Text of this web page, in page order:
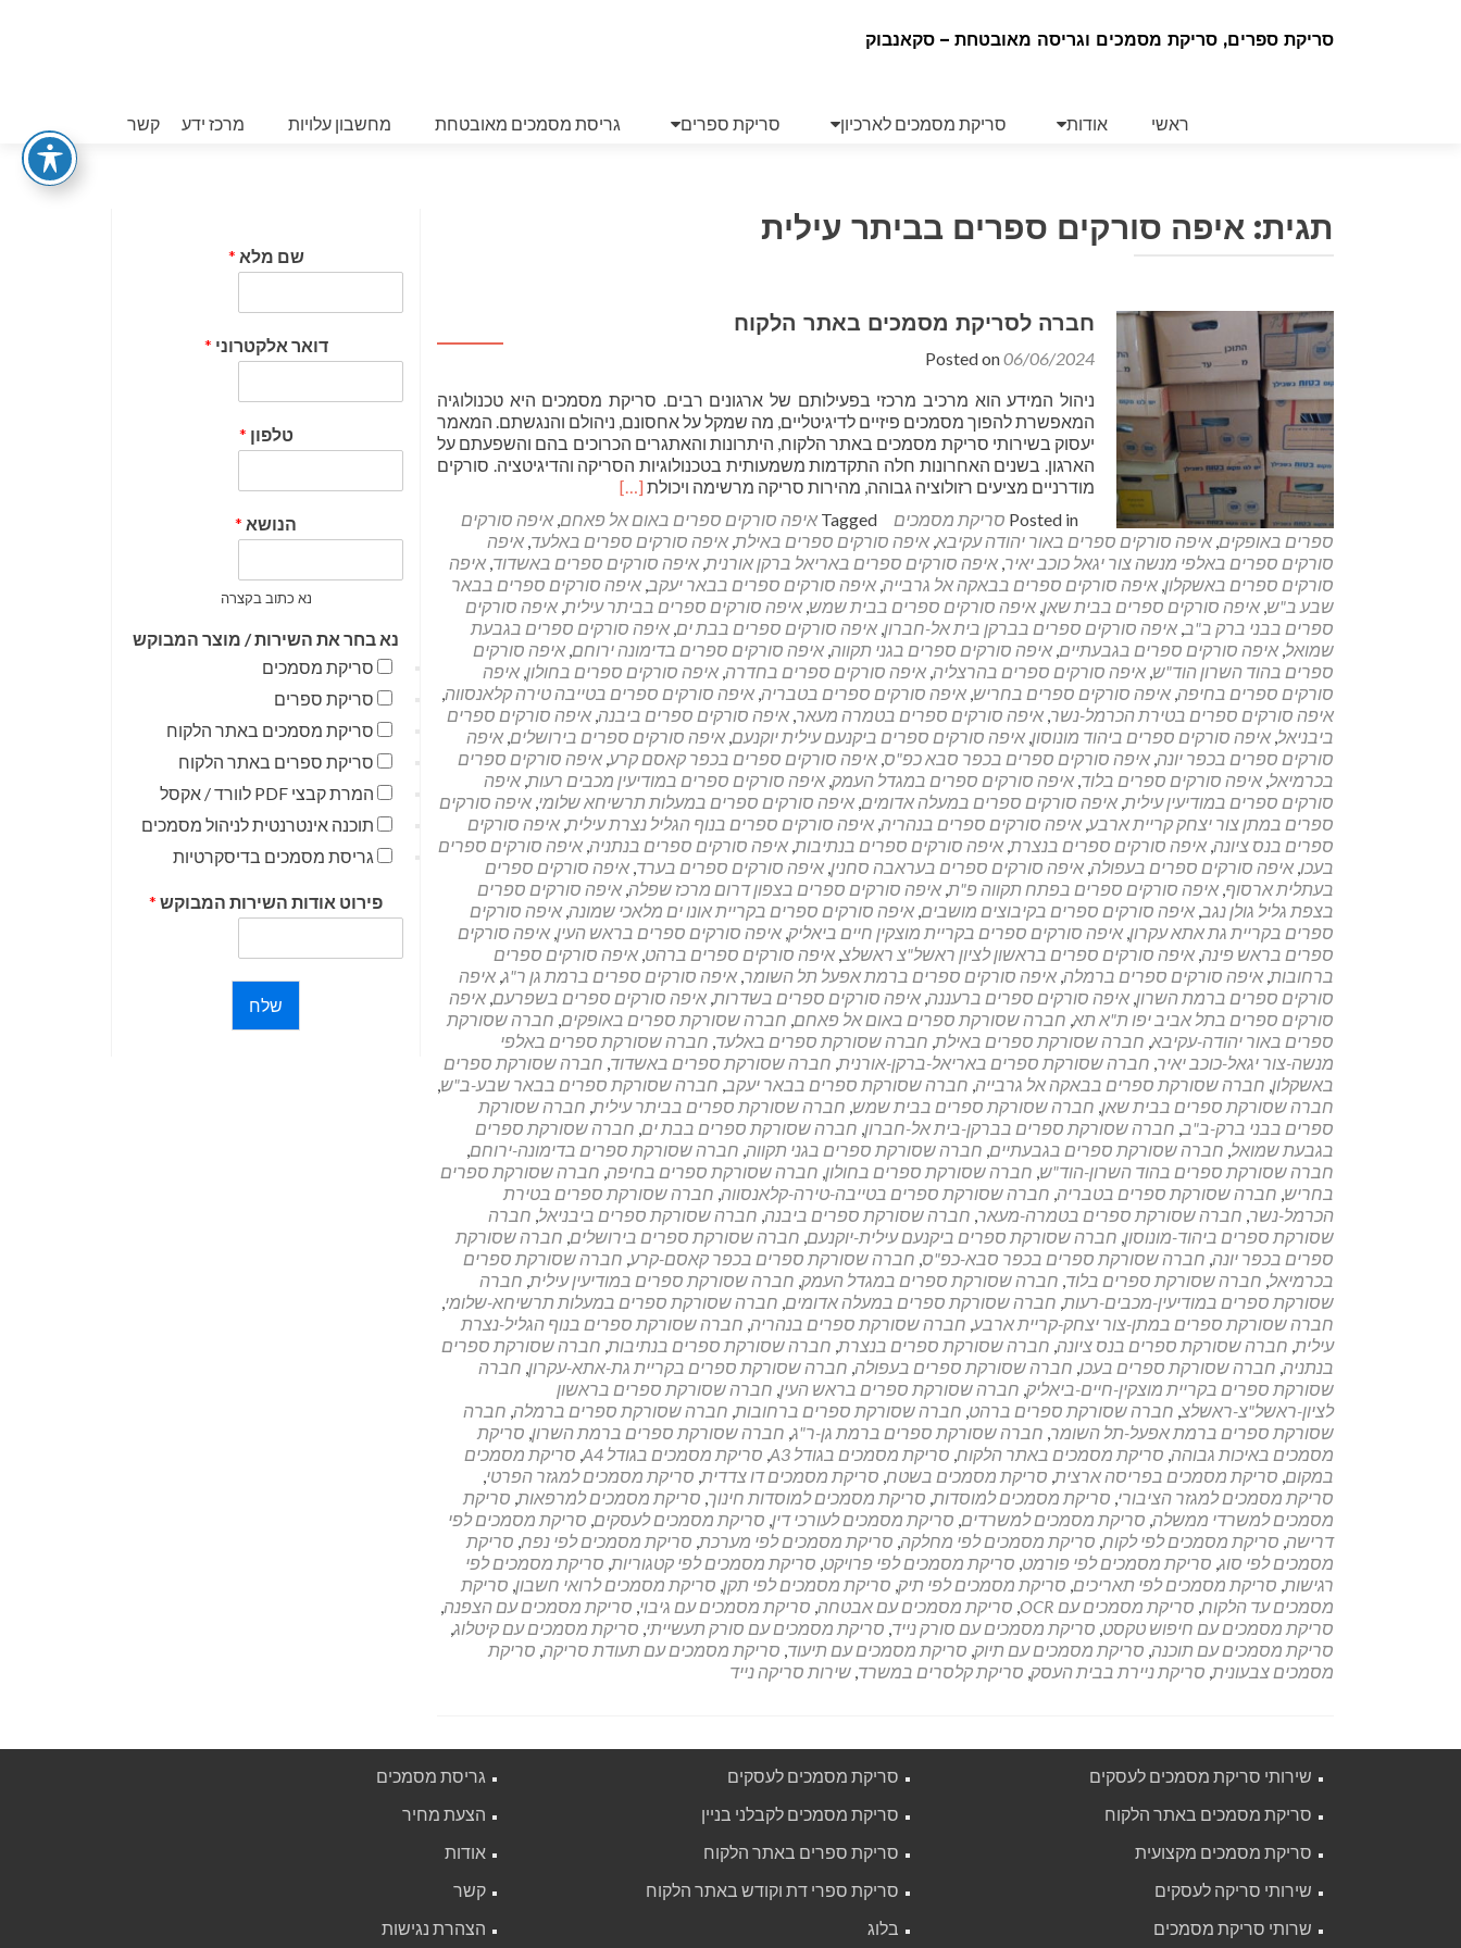
סריקת ספרים, סריקת מסמכים וגריסה מאובטחת – סקאנבוק
to
ראשי אודות סריקת מסמכים לארכיון סריקת ספרים גריסת מסמכים מאובטחת מחשבון עלויות מרכז ידע קשר
תגית: איפה סורקים ספרים בביתר עילית
חברה לסריקת מסמכים באתר הלקוח
Posted on06/06/2024
ניהול המידע הוא מרכיב מרכזי בפעילותם של ארגונים רבים. סריקת מסמכים היא טכנולוגיה
המאפשרת להפוך מסמכים פיזיים לדיגיטליים, מה שמקל על אחסונם, ניהולם והנגשתם. המאמר
יעסוק בשירותי סריקת מסמכים באתר הלקוח, היתרונות והאתגרים הכרוכים בהם והשפעתם על
הארגון. בשנים האחרונות חלה התקדמות משמעותית בטכנולוגיות הסריקה והדיגיטציה. סורקים
מודרניים מציעים רזולוציה גבוהה, מהירות סריקה מרשימה ויכולתRead
more
about
חברה
לסריקת
מסמכים
באתר
הלקוח
[…]
Posted in סריקת מסמכים Tagged איפה סורקים ספרים באום אל פאחם, איפה סורקים
ספרים באופקים, איפה סורקים ספרים באור יהודה עקיבא, איפה סורקים ספרים באילת, איפה סורקים ספרים באלעד, איפה
סורקים ספרים באלפי מנשה צור יגאל כוכב יאיר, איפה סורקים ספרים באריאל ברקן אורנית, איפה סורקים ספרים באשדוד, איפה
סורקים ספרים באשקלון, איפה סורקים ספרים בבאקה אל גרבייה, איפה סורקים ספרים בבאר יעקב, איפה סורקים ספרים בבאר
שבע ב"ש, איפה סורקים ספרים בבית שאן, איפה סורקים ספרים בבית שמש, איפה סורקים ספרים בביתר עילית, איפה סורקים
ספרים בבני ברק ב"ב, איפה סורקים ספרים בברקן בית אל-חברון, איפה סורקים ספרים בבת ים, איפה סורקים ספרים בגבעת
שמואל, איפה סורקים ספרים בגבעתיים, איפה סורקים ספרים בגני תקווה, איפה סורקים ספרים בדימונה ירוחם, איפה סורקים
ספרים בהוד השרון הוד"ש, איפה סורקים ספרים בהרצליה, איפה סורקים ספרים בחדרה, איפה סורקים ספרים בחולון, איפה
סורקים ספרים בחיפה, איפה סורקים ספרים בחריש, איפה סורקים ספרים בטבריה, איפה סורקים ספרים בטייבה טירה קלאנסווה,
איפה סורקים ספרים בטירת הכרמל-נשר, איפה סורקים ספרים בטמרה מעאר, איפה סורקים ספרים ביבנה, איפה סורקים ספרים
ביבניאל, איפה סורקים ספרים ביהוד מונוסון, איפה סורקים ספרים ביקנעם עילית יוקנעם, איפה סורקים ספרים בירושלים, איפה
סורקים ספרים בכפר יונה, איפה סורקים ספרים בכפר סבא כפ"ס, איפה סורקים ספרים בכפר קאסם קרע, איפה סורקים ספרים
בכרמיאל, איפה סורקים ספרים בלוד, איפה סורקים ספרים במגדל העמק, איפה סורקים ספרים במודיעין מכבים רעות, איפה
סורקים ספרים במודיעין עילית, איפה סורקים ספרים במעלה אדומים, איפה סורקים ספרים במעלות תרשיחא שלומי, איפה סורקים
ספרים במתן צור יצחק קריית ארבע, איפה סורקים ספרים בנהריה, איפה סורקים ספרים בנוף הגליל נצרת עילית, איפה סורקים
ספרים בנס ציונה, איפה סורקים ספרים בנצרת, איפה סורקים ספרים בנתיבות, איפה סורקים ספרים בנתניה, איפה סורקים ספרים
בעכו, איפה סורקים ספרים בעפולה, איפה סורקים ספרים בעראבה סחנין, איפה סורקים ספרים בערד, איפה סורקים ספרים
בעתלית ארסוף, איפה סורקים ספרים בפתח תקווה פ"ת, איפה סורקים ספרים בצפון דרום מרכז שפלה, איפה סורקים ספרים
בצפת גליל גולן נגב, איפה סורקים ספרים בקיבוצים מושבים, איפה סורקים ספרים בקריית אונו ים מלאכי שמונה, איפה סורקים
ספרים בקריית גת אתא עקרון, איפה סורקים ספרים בקריית מוצקין חיים ביאליק, איפה סורקים ספרים בראש העין, איפה סורקים
ספרים בראש פינה, איפה סורקים ספרים בראשון לציון ראשל"צ ראשלצ, איפה סורקים ספרים ברהט, איפה סורקים ספרים
ברחובות, איפה סורקים ספרים ברמלה, איפה סורקים ספרים ברמת אפעל תל השומר, איפה סורקים ספרים ברמת גן ר"ג, איפה
סורקים ספרים ברמת השרון, איפה סורקים ספרים ברעננה, איפה סורקים ספרים בשדרות, איפה סורקים ספרים בשפרעם, איפה
סורקים ספרים בתל אביב יפו ת"א תא, חברה שסורקת ספרים באום אל פאחם, חברה שסורקת ספרים באופקים, חברה שסורקת
ספרים באור יהודה-עקיבא, חברה שסורקת ספרים באילת, חברה שסורקת ספרים באלעד, חברה שסורקת ספרים באלפי
מנשה-צור יגאל-כוכב יאיר, חברה שסורקת ספרים באריאל-ברקן-אורנית, חברה שסורקת ספרים באשדוד, חברה שסורקת ספרים
באשקלון, חברה שסורקת ספרים בבאקה אל גרבייה, חברה שסורקת ספרים בבאר יעקב, חברה שסורקת ספרים בבאר שבע-ב"ש,
חברה שסורקת ספרים בבית שאן, חברה שסורקת ספרים בבית שמש, חברה שסורקת ספרים בביתר עילית, חברה שסורקת
ספרים בבני ברק-ב"ב, חברה שסורקת ספרים בברקן-בית אל-חברון, חברה שסורקת ספרים בבת ים, חברה שסורקת ספרים
בגבעת שמואל, חברה שסורקת ספרים בגבעתיים, חברה שסורקת ספרים בגני תקווה, חברה שסורקת ספרים בדימונה-ירוחם,
חברה שסורקת ספרים בהוד השרון-הוד"ש, חברה שסורקת ספרים בחולון, חברה שסורקת ספרים בחיפה, חברה שסורקת ספרים
בחריש, חברה שסורקת ספרים בטבריה, חברה שסורקת ספרים בטייבה-טירה-קלאנסווה, חברה שסורקת ספרים בטירת
הכרמל-נשר, חברה שסורקת ספרים בטמרה-מעאר, חברה שסורקת ספרים ביבנה, חברה שסורקת ספרים ביבניאל, חברה
שסורקת ספרים ביהוד-מונוסון, חברה שסורקת ספרים ביקנעם עילית-יוקנעם, חברה שסורקת ספרים בירושלים, חברה שסורקת
ספרים בכפר יונה, חברה שסורקת ספרים בכפר סבא-כפ"ס, חברה שסורקת ספרים בכפר קאסם-קרע, חברה שסורקת ספרים
בכרמיאל, חברה שסורקת ספרים בלוד, חברה שסורקת ספרים במגדל העמק, חברה שסורקת ספרים במודיעין עילית, חברה
שסורקת ספרים במודיעין-מכבים-רעות, חברה שסורקת ספרים במעלה אדומים, חברה שסורקת ספרים במעלות תרשיחא-שלומי,
חברה שסורקת ספרים במתן-צור יצחק-קריית ארבע, חברה שסורקת ספרים בנהריה, חברה שסורקת ספרים בנוף הגליל-נצרת
עילית, חברה שסורקת ספרים בנס ציונה, חברה שסורקת ספרים בנצרת, חברה שסורקת ספרים בנתיבות, חברה שסורקת ספרים
בנתניה, חברה שסורקת ספרים בעכו, חברה שסורקת ספרים בעפולה, חברה שסורקת ספרים בקריית גת-אתא-עקרון, חברה
שסורקת ספרים בקריית מוצקין-חיים-ביאליק, חברה שסורקת ספרים בראש העין, חברה שסורקת ספרים בראשון
לציון-ראשל"צ-ראשלצ, חברה שסורקת ספרים ברהט, חברה שסורקת ספרים ברחובות, חברה שסורקת ספרים ברמלה, חברה
שסורקת ספרים ברמת אפעל-תל השומר, חברה שסורקת ספרים ברמת גן-ר"ג, חברה שסורקת ספרים ברמת השרון, סריקת
מסמכים באיכות גבוהה, סריקת מסמכים באתר הלקוח, סריקת מסמכים בגודל A3 , סריקת מסמכים בגודל A4 , סריקת מסמכים
במקום, סריקת מסמכים בפריסה ארצית, סריקת מסמכים בשטח, סריקת מסמכים דו צדדית, סריקת מסמכים למגזר הפרטי,
סריקת מסמכים למגזר הציבורי, סריקת מסמכים למוסדות, סריקת מסמכים למוסדות חינוך, סריקת מסמכים למרפאות, סריקת
מסמכים למשרדי ממשלה, סריקת מסמכים למשרדים, סריקת מסמכים לעורכי דין, סריקת מסמכים לעסקים, סריקת מסמכים לפי
דרישה, סריקת מסמכים לפי לקוח, סריקת מסמכים לפי מחלקה, סריקת מסמכים לפי מערכת, סריקת מסמכים לפי נפח, סריקת
מסמכים לפי סוג, סריקת מסמכים לפי פורמט, סריקת מסמכים לפי פרויקט, סריקת מסמכים לפי קטגוריות, סריקת מסמכים לפי
רגישות, סריקת מסמכים לפי תאריכים, סריקת מסמכים לפי תיק, סריקת מסמכים לפי תקן, סריקת מסמכים לרואי חשבון, סריקת
מסמכים עד הלקוח, סריקת מסמכים עם OCR , סריקת מסמכים עם אבטחה, סריקת מסמכים עם גיבוי, סריקת מסמכים עם הצפנה,
סריקת מסמכים עם חיפוש טקסט, סריקת מסמכים עם סורק נייד, סריקת מסמכים עם סורק תעשייתי, סריקת מסמכים עם קיטלוג,
סריקת מסמכים עם תוכנה, סריקת מסמכים עם תיוק, סריקת מסמכים עם תיעוד, סריקת מסמכים עם תעודת סריקה, סריקת
מסמכים צבעונית, סריקת ניירת בבית העסק, סריקת קלסרים במשרד, שירות סריקה נייד
שם מלא *
דואר אלקטרוני *
טלפון *
הנושא *
נא כתוב בקצרה
נא בחר את השירות / מוצר המבוקש
סריקת מסמכים
סריקת ספרים
סריקת מסמכים באתר הלקוח
סריקת ספרים באתר הלקוח
המרת קבצי PDF לוורד / אקסל
תוכנה אינטרנטית לניהול מסמכים
גריסת מסמכים בדיסקרטיות
פירוט אודות השירות המבוקש *
שלח
שירותי סריקת מסמכים לעסקים
סריקת מסמכים באתר הלקוח
סריקת מסמכים מקצועית
שירותי סריקה לעסקים
שרותי סריקת מסמכים
סריקת מסמכים לעסקים
סריקת מסמכים לקבלני בניין
סריקת ספרים באתר הלקוח
סריקת ספרי דת וקודש באתר הלקוח
בלוג
גריסת מסמכים
הצעת מחיר
אודות
קשר
הצהרת נגישות